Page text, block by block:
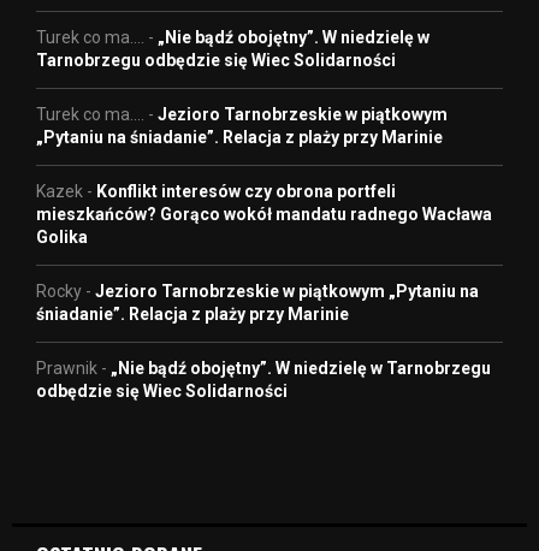
Turek co ma.... - „Nie bądź obojętny”. W niedzielę w
Tarnobrzegu odbędzie się Wiec Solidarności
Turek co ma.... - Jezioro Tarnobrzeskie w piątkowym
„Pytaniu na śniadanie”. Relacja z plaży przy Marinie
Kazek - Konflikt interesów czy obrona portfeli
mieszkańców? Gorąco wokół mandatu radnego Wacława
Golika
Rocky - Jezioro Tarnobrzeskie w piątkowym „Pytaniu na
śniadanie”. Relacja z plaży przy Marinie
Prawnik - „Nie bądź obojętny”. W niedzielę w Tarnobrzegu
odbędzie się Wiec Solidarności